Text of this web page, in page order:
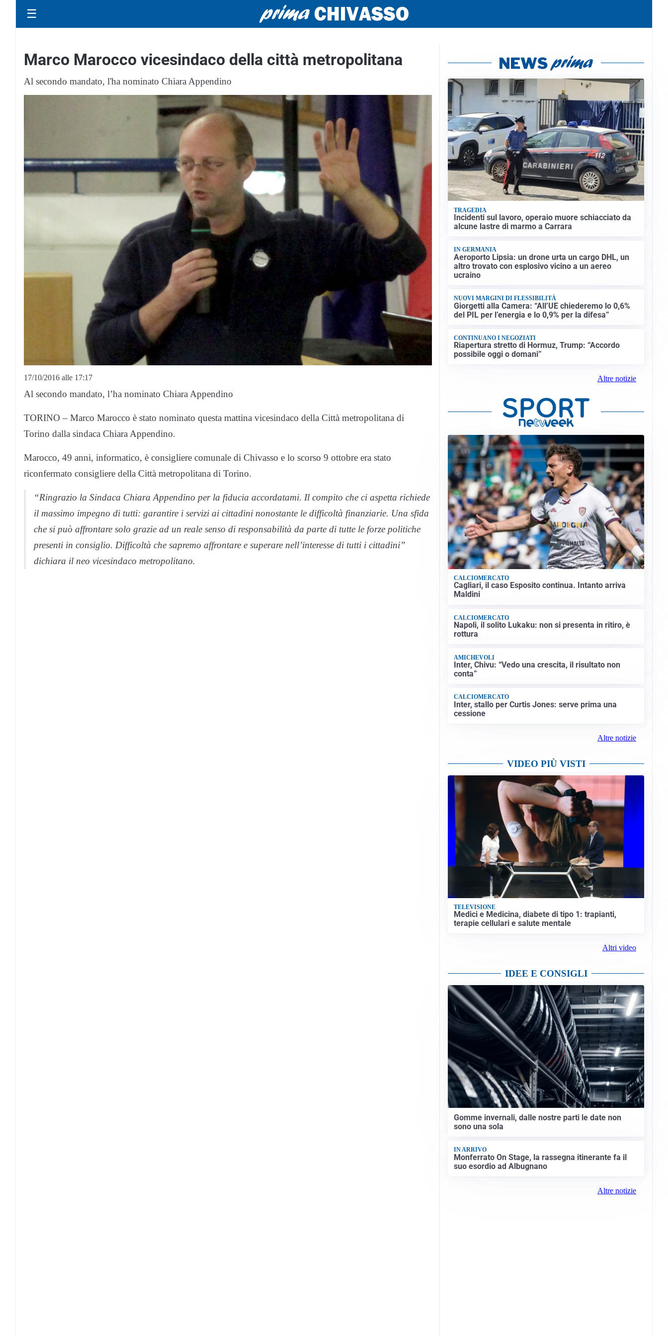
☰
Marco Marocco vicesindaco della città metropolitana
Al secondo mandato, l'ha nominato Chiara Appendino
17/10/2016 alle 17:17
Al secondo mandato, l’ha nominato Chiara Appendino
TORINO – Marco Marocco è stato nominato questa mattina vicesindaco della Città metropolitana di
Torino dalla sindaca Chiara Appendino.
Marocco, 49 anni, informatico, è consigliere comunale di Chivasso e lo scorso 9 ottobre era stato
riconfermato consigliere della Città metropolitana di Torino.
“Ringrazio la Sindaca Chiara Appendino per la fiducia accordatami. Il compito che ci aspetta richiede
il massimo impegno di tutti: garantire i servizi ai cittadini nonostante le difficoltà finanziarie. Una sfida
che si può affrontare solo grazie ad un reale senso di responsabilità da parte di tutte le forze politiche
presenti in consiglio. Difficoltà che sapremo affrontare e superare nell’interesse di tutti i cittadini”
dichiara il neo vicesindaco metropolitano.
TRAGEDIA
Incidenti sul lavoro, operaio muore schiacciato da
alcune lastre di marmo a Carrara
IN GERMANIA
Aeroporto Lipsia: un drone urta un cargo DHL, un
altro trovato con esplosivo vicino a un aereo
ucraino
NUOVI MARGINI DI FLESSIBILITÀ
Giorgetti alla Camera: “All’UE chiederemo lo 0,6%
del PIL per l’energia e lo 0,9% per la difesa”
CONTINUANO I NEGOZIATI
Riapertura stretto di Hormuz, Trump: “Accordo
possibile oggi o domani”
Altre notizie
CALCIOMERCATO
Cagliari, il caso Esposito continua. Intanto arriva
Maldini
CALCIOMERCATO
Napoli, il solito Lukaku: non si presenta in ritiro, è
rottura
AMICHEVOLI
Inter, Chivu: “Vedo una crescita, il risultato non
conta”
CALCIOMERCATO
Inter, stallo per Curtis Jones: serve prima una
cessione
Altre notizie
VIDEO PIÙ VISTI
TELEVISIONE
Medici e Medicina, diabete di tipo 1: trapianti,
terapie cellulari e salute mentale
Altri video
IDEE E CONSIGLI
Gomme invernali, dalle nostre parti le date non
sono una sola
IN ARRIVO
Monferrato On Stage, la rassegna itinerante fa il
suo esordio ad Albugnano
Altre notizie